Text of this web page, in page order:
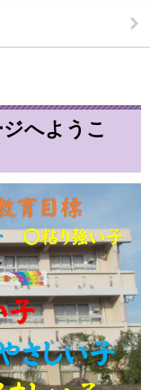
へようこ